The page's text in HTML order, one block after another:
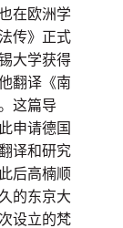
在欧洲学
传》正式
大学获得
翻译《南
这篇导
申请德国
译和研究
后高楠顺
的东京大
设立的梵